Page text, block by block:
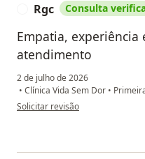
Rgc Consulta
Empatia,
atendimento
2 de julho de 2026
• Clínica Vida Sem Dor •
na opinião do utilizador Rgc
Solicitar revisão